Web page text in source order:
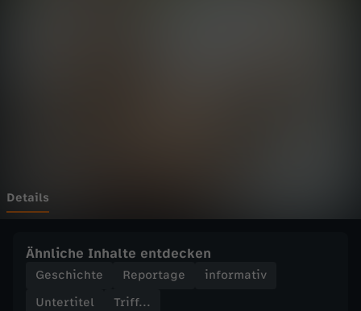
e
E
Details
Ähnliche Inhalte entdecken
Geschichte Reportage
informativ
Untertitel
Triff...